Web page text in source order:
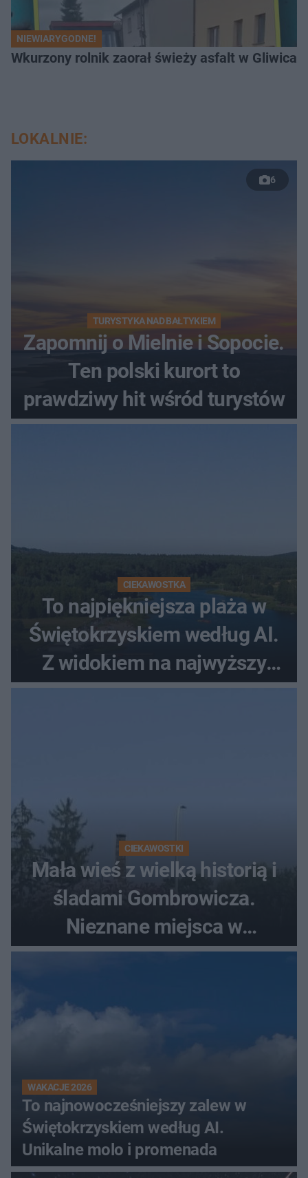
NIEWIARYGODNE!
Wkurzony rolnik zaorał świeży asfalt w
LOKALNIE:
6
TURYSTYKA NAD BAŁTYKIEM
Zapomnij o Mielnie i Sopocie.
Ten polski kurort to
prawdziwy hit wśród turystów
CIEKAWOSTKA
To najpiękniejsza plaża w
Świętokrzyskiem według AI.
Z widokiem na najwyższy
szczyt Gór Świętokrzyskich
CIEKAWOSTKI
Mała wieś z wielką historią i
śladami Gombrowicza.
Nieznane miejsca w
Świętokrzyskiem
WAKACJE 2026
To najnowocześniejszy zalew w
Świętokrzyskiem według AI.
Unikalne molo i promenada